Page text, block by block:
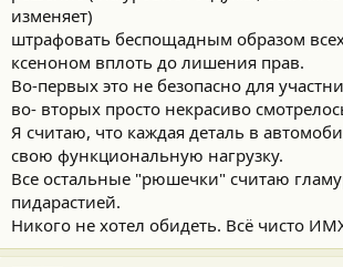
изменяет)
штрафовать беспощадным образом
ксеноном вплоть до лишения прав.
Во-первых это не безопасно для
во- вторых просто некрасиво
Я считаю, что каждая деталь в
свою функциональную нагрузку.
Все остальные "рюшечки" считаю
пидарастией.
Никого не хотел обидеть. Всё чисто